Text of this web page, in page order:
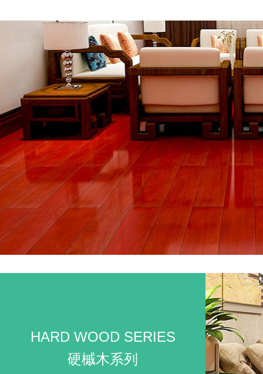
葵
HARD WOOD SERIES
硬槭木系列